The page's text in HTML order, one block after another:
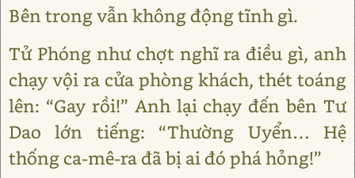
Bên trong vẫn không động tĩnh gì.
Tử Phóng như chợt nghĩ ra điều gì, anh
chạy vội ra cửa phòng khách, thét toáng
lên: “Gay rồi!” Anh lại chạy đến bên Tư
Dao lớn tiếng: “Thường Uyển… Hệ
thống ca-mê-ra đã bị ai đó phá hỏng!”